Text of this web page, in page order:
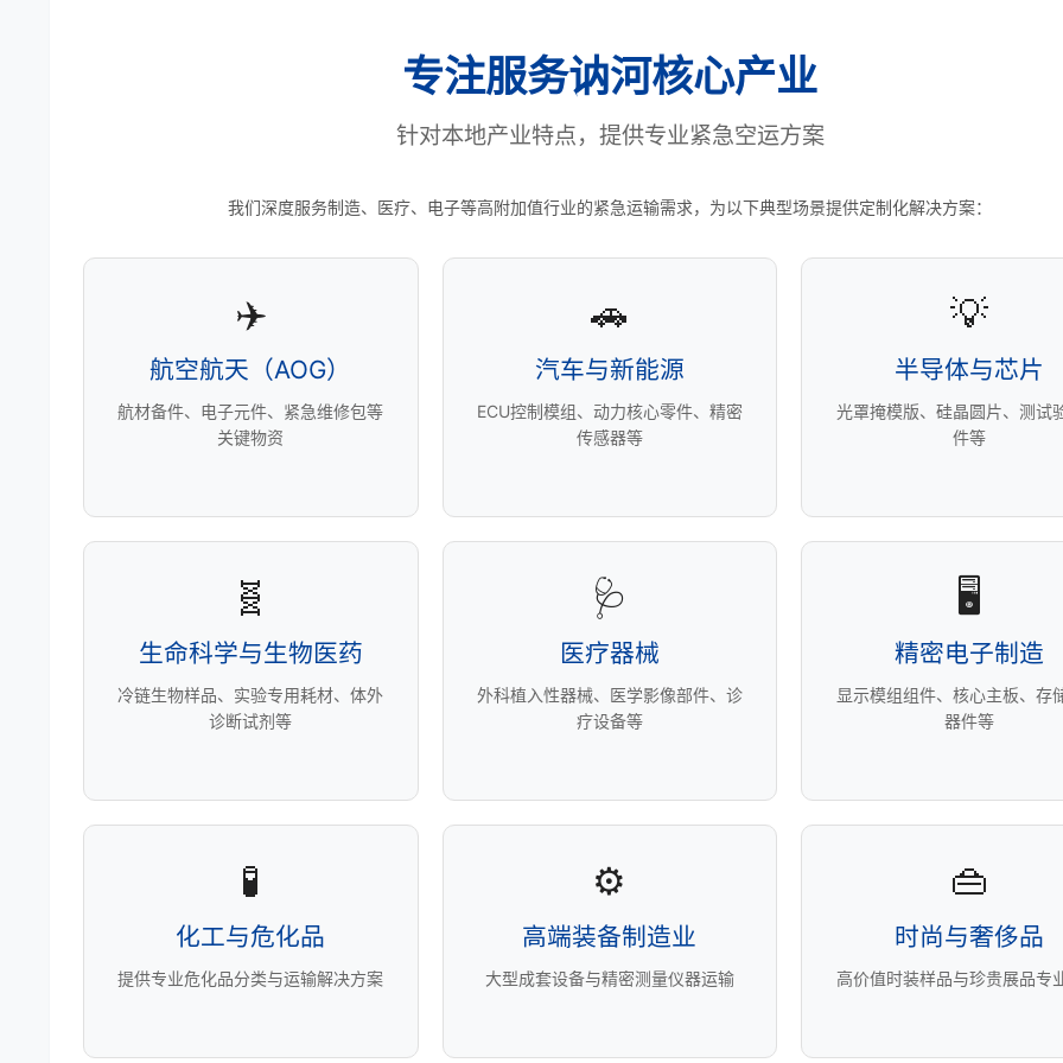
专注服务讷河核心产业
针对本地产业特点，提供专业紧急空运方案
我们深度服务制造、医疗、电子等高附加值行业的紧急运输需求，为以下典型场景提供定制化解决方案：
✈️
航空航天（AOG）
航材备件、电子元件、紧急维修包等
关键物资
🚗
汽车与新能源
ECU控制模组、动力核心零件、精密
传感器等
💡
半导体与芯片
光罩掩模版、硅晶圆片、测试
件等
🧬
生命科学与生物医药
冷链生物样品、实验专用耗材、体外
诊断试剂等
🩺
医疗器械
外科植入性器械、医学影像部件、诊
疗设备等
🖥️
精密电子制造
显示模组组件、核心主板、存
器件等
🧪
化工与危化品
提供专业危化品分类与运输解决方案
⚙️
高端装备制造业
大型成套设备与精密测量仪器运输
👜
时尚与奢侈品
高价值时装样品与珍贵展品专